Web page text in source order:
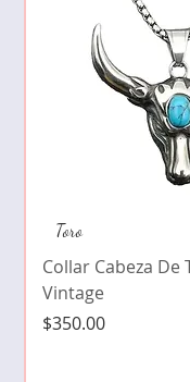
Toro
Collar Cabeza De
Vintage
Precio
$350.00